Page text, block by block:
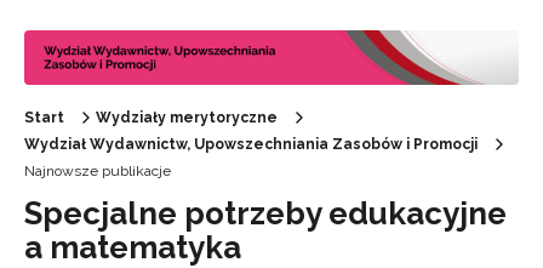
Start
Wydziały merytoryczne
Wydział Wydawnictw, Upowszechniania Zasobów i Promocji
Najnowsze publikacje
Specjalne potrzeby edukacyjne
a matematyka